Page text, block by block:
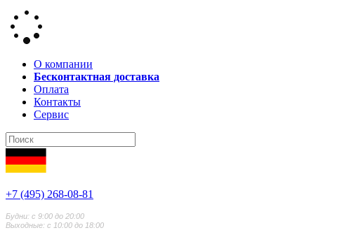
О компании
Бесконтактная доставка
Оплата
Контакты
Сервис
+7 (495) 268-08-81
Будни: с 9:00 до 20:00
Выходные: с 10:00 до 18:00